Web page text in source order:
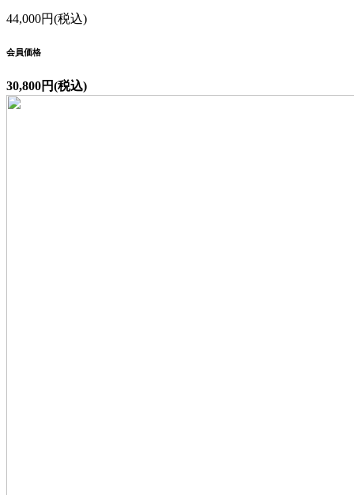
44,000円(税込)
会員価格
30,800円(税込)